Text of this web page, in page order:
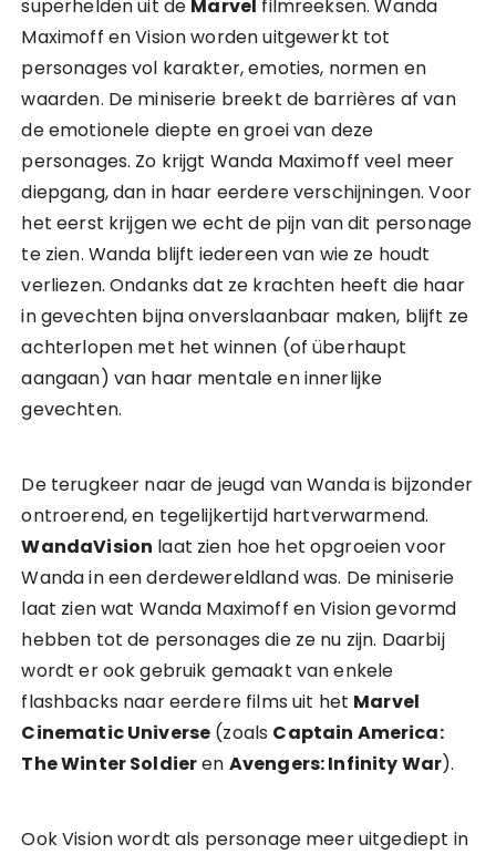
superhelden uit de Marvel filmreeksen. Wanda
Maximoff en Vision worden uitgewerkt tot
personages vol karakter, emoties, normen en
waarden. De miniserie breekt de barrières af van
de emotionele diepte en groei van deze
personages. Zo krijgt Wanda Maximoff veel meer
diepgang, dan in haar eerdere verschijningen. Voor
het eerst krijgen we echt de pijn van dit personage
te zien. Wanda blijft iedereen van wie ze houdt
verliezen. Ondanks dat ze krachten heeft die haar
in gevechten bijna onverslaanbaar maken, blijft ze
achterlopen met het winnen (of überhaupt
aangaan) van haar mentale en innerlijke
gevechten.
De terugkeer naar de jeugd van Wanda is bijzonder
ontroerend, en tegelijkertijd hartverwarmend.
WandaVision laat zien hoe het opgroeien voor
Wanda in een derdewereldland was. De miniserie
laat zien wat Wanda Maximoff en Vision gevormd
hebben tot de personages die ze nu zijn. Daarbij
wordt er ook gebruik gemaakt van enkele
flashbacks naar eerdere films uit het Marvel
Cinematic Universe (zoals Captain America:
The Winter Soldieren Avengers: Infinity War).
Ook Vision wordt als personage meer uitgediept in